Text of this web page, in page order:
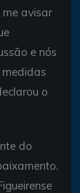
avisar
e nós
o
do